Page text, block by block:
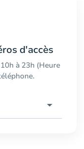
d'accès
à 23h (Heure